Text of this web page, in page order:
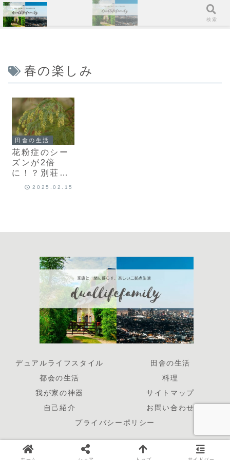
春の楽しみ
田舎の生活
花粉症のシー
ズンが2倍
に！？別荘購
入前に場所選
2025.02.15
デュアルライフスタイル
田舎の生活
都会の生活
料理
我が家の神器
サイトマップ
自己紹介
お問い合わせ
プライバシーポリシー
© 2026 Duallife Family All Rights Reserved.
メニュー 検索